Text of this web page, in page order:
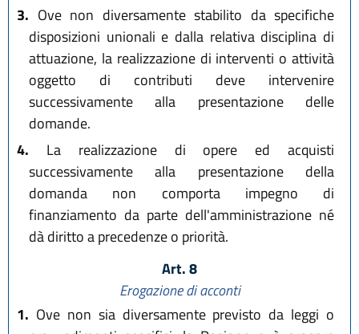
3. Ove non diversamente stabilito da specifiche
disposizioni unionali e dalla relativa disciplina di
attuazione, la realizzazione di interventi o attività
oggetto di contributi deve intervenire
successivamente alla presentazione delle
domande.
4. La realizzazione di opere ed acquisti
successivamente alla presentazione della
domanda non comporta impegno di
finanziamento da parte dell'amministrazione né
dà diritto a precedenze o priorità.
Art. 8
Erogazione di acconti
1. Ove non sia diversamente previsto da leggi o